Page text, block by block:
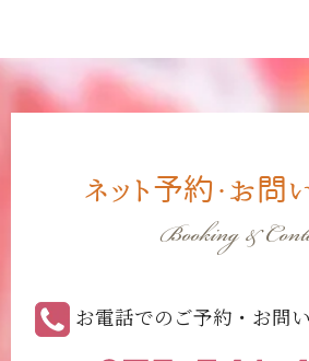
ネット予約・お問
Booking &
お電話でのご予約・お問